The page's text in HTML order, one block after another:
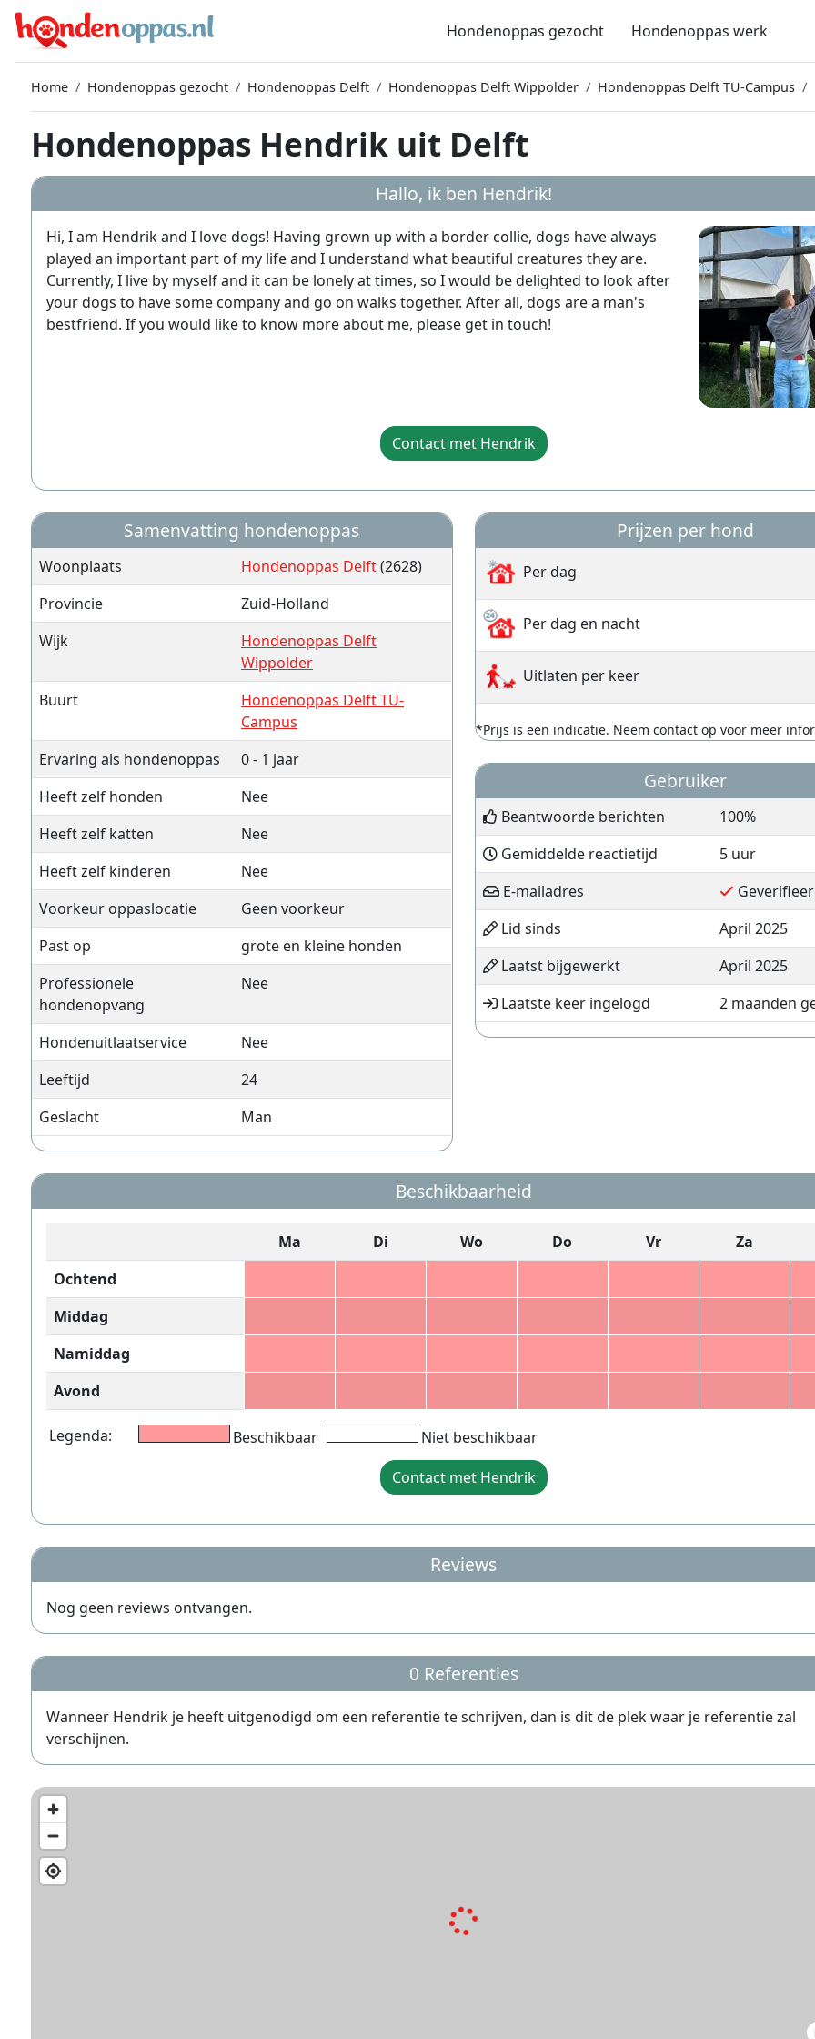
Hondenoppas gezocht Hondenoppas werk
Home Hondenoppas gezocht Hondenoppas Delft Hondenoppas Delft Wippolder Hondenoppas Delft TU-Campus
Hondenoppas Hendrik uit Delft
Hallo, ik ben Hendrik!
Hi, I am Hendrik and I love dogs! Having grown up with a border collie, dogs have always
played an important part of my life and I understand what beautiful creatures they are.
Currently, I live by myself and it can be lonely at times, so I would be delighted to look after
your dogs to have some company and go on walks together. After all, dogs are a man's
bestfriend. If you would like to know more about me, please get in touch!
Contact met Hendrik
Samenvatting hondenoppas
Woonplaats Hondenoppas Delft(2628)
Provincie
Zuid-Holland
Wijk
Hondenoppas Delft
Wippolder
Buurt
Hondenoppas Delft TU-
Campus
Ervaring als hondenoppas
0 - 1 jaar
Heeft zelf honden
Nee
Heeft zelf katten
Nee
Heeft zelf kinderen
Nee
Voorkeur oppaslocatie
Geen voorkeur
Past op
grote en kleine honden
Professionele
hondenopvang
Nee
Hondenuitlaatservice
Nee
Leeftijd
24
Geslacht
Man
Prijzen per hond
Per dag
Per dag en nacht
Uitlaten per keer
*Prijs is een indicatie. Neem contact op voor meer
Gebruiker
Beantwoorde berichten
100%
Gemiddelde reactietijd
5 uur
E-mailadres
Lid sinds
April 2025
Laatst bijgewerkt
April 2025
Laatste keer ingelogd
2 maanden
Beschikbaarheid
Ma Di Wo Do Vr
Za
Ochtend
Middag
Namiddag
Avond
Legenda: Beschikbaar
Niet beschikbaar
Contact met Hendrik
Reviews
Nog geen reviews ontvangen.
0 Referenties
Wanneer Hendrik je heeft uitgenodigd om een referentie te schrijven, dan is dit de plek waar je referentie zal
verschijnen.